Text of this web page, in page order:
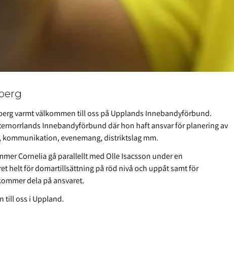
varmt välkommen till oss på Upplands Innebandyförbund.
Innebandyförbund där hon haft ansvar för planering av
evenemang, distriktslag mm.
Cornelia gå parallellt med Olle Isacsson under en
helt för domartillsättning på röd nivå och uppåt samt för
dela på ansvaret.
till oss i Uppland.